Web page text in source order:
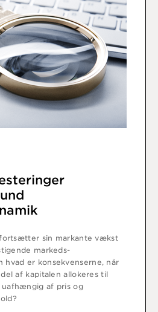
fortsætter sin markante vækst
markeds-
hvad er konsekvenserne, når
af kapitalen allokeres til
uafhængig af pris og